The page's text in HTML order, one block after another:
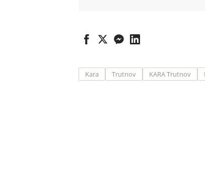
Kara Trutnov KARA Trutnov